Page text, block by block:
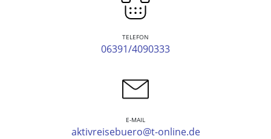
TELEFON
06391/4090333
E-MAIL
aktivreisebuero@t-online.de